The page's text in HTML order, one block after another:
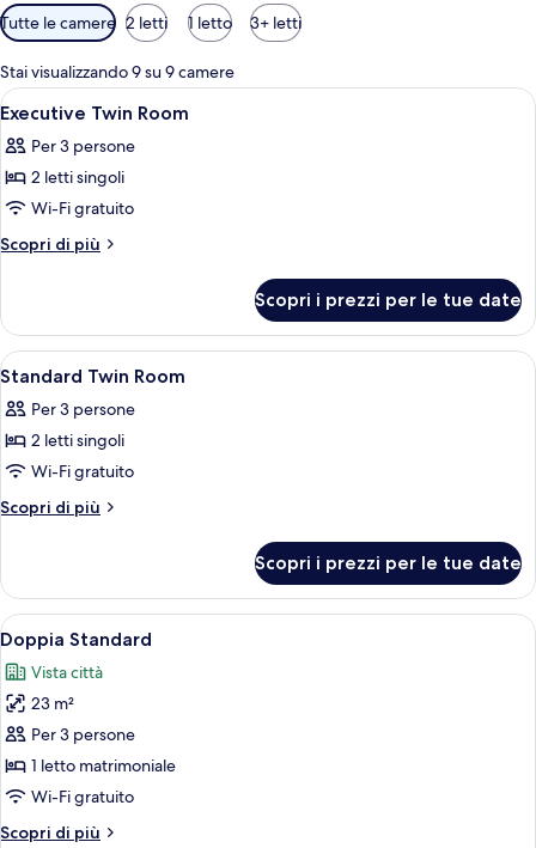
Filtri
disponibili
per
le
camere
Tutte le camere 2 letti 1 letto 3+ letti
Stai visualizzando 9 su 9 camere
Apri
tutte
le
foto
per
Executive
Una camera d'albergo con un letto,
3
Executive Twin Room
Per 3 persone
2 letti singoli
Wi-Fi gratuito
Scopri di più
Altri
Twin
Room
Scopri i prezzi per le tue date
Apri
tutte
le
foto
per
Standard
Una camera d'albergo con un letto,
1
Standard Twin Room
Per 3 persone
2 letti singoli
Wi-Fi gratuito
Scopri di più
Altri
Twin
Room
Scopri i prezzi per le tue date
Apri
tutte
le
foto
per
Doppia
Standard
Una moderna camera d'albergo con
9
Doppia Standard
Vista città
23 m²
Per 3 persone
1 letto matrimoniale
Wi-Fi gratuito
Scopri di più
Altri